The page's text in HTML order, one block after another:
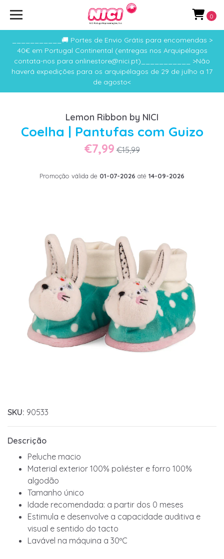
___________🚚 Portes de Envio Grátis para encomendas >
40€ em Portugal Continental (entregas nos Arquipélagos
contata-nos para onlinestore@nici.pt)___________ >Não
haverá expedições para os arquipélagos de 29 de julho a 17
de agosto<
0
Lemon Ribbon by NICI
Coelha | Pantufas com Guizo
€7,99 €15,99
Promoção válida de 01-07-2026 até 14-09-2026
SKU: 90533
Descrição
Peluche macio
Material exterior 100% poliéster e forro 100%
algodão
Tamanho único
Idade recomendada: a partir dos 0 meses
Estimula e desenvolve a capacidade auditiva e
visual e sentido do tacto
Lavável na máquina a 30ºC